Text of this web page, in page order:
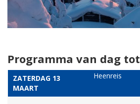
Programma van dag
ZATERDAG 13
MAART
Heenreis